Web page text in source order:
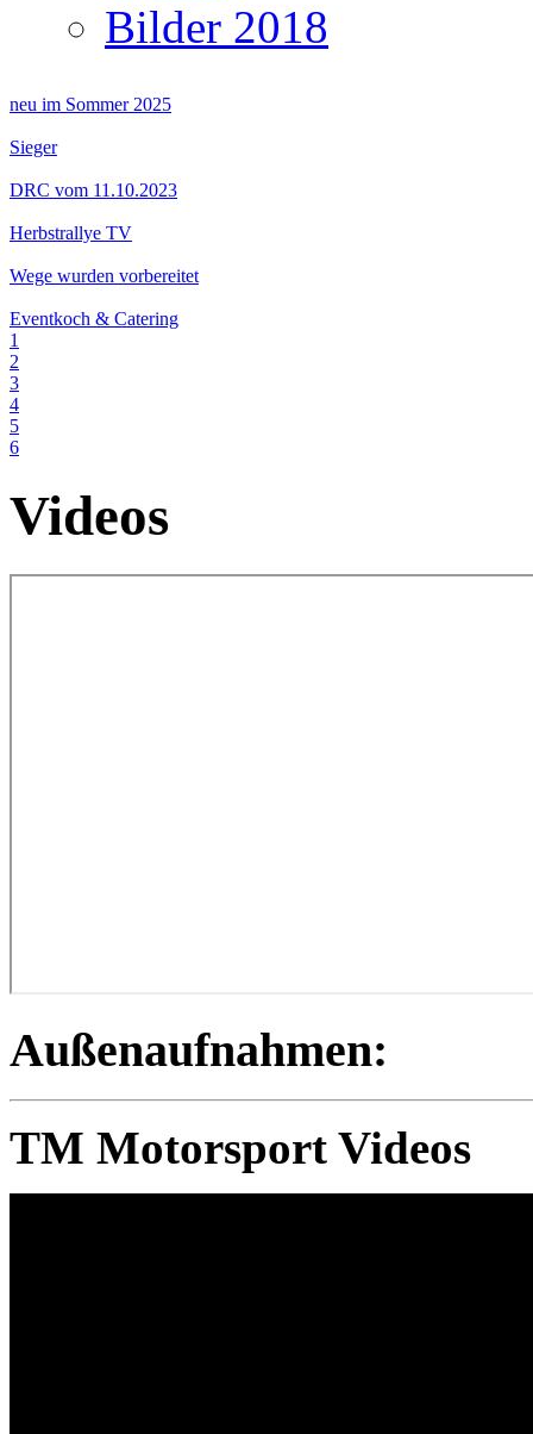
Bilder 2018
neu im Sommer 2025
Sieger
DRC vom 11.10.2023
Herbstrallye TV
Wege wurden vorbereitet
Eventkoch & Catering
1
2
3
4
5
6
Videos
Außenaufnahmen:
TM Motorsport Videos